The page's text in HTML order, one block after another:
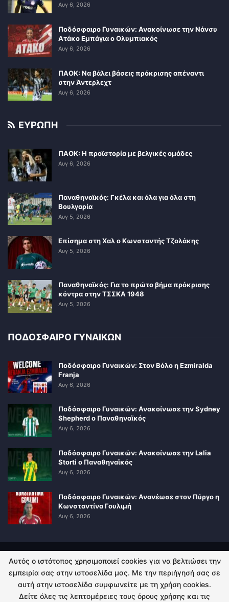
Αυγ 6, 2026
Ποδόσφαιρο Γυναικών: Ανακοίνωσε την Νάνσυ
Ατάκο Εμπάγια ο Ολυμπιακός
Αυγ 6, 2026
ΠΑΟΚ: Να βάλει βάσεις πρόκρισης απέναντι
στην Άντερλεχτ
Αυγ 6, 2026
ΕΥΡΩΠΗ
ΠΑΟΚ: Η προϊστορία με βελγικές ομάδες
Αυγ 6, 2026
Παναθηναϊκός: Γκέλα και όλα για όλα στη
Βουλγαρία
Αυγ 5, 2026
Επίσημα στη Χαλ ο Κωνσταντής Τζολάκης
Αυγ 5, 2026
Παναθηναϊκός: Για το πρώτο βήμα πρόκρισης
κόντρα στην ΤΣΣΚΑ 1948
Αυγ 5, 2026
ΠΟΔΟΣΦΑΙΡΟ ΓΥΝΑΙΚΩΝ
Ποδόσφαιρο Γυναικών: Στον Βόλο η Ezmiralda
Franja
Αυγ 6, 2026
Ποδόσφαιρο Γυναικών: Ανακοίνωσε την Sydney
Shepherd ο Παναθηναϊκός
Αυγ 6, 2026
Ποδόσφαιρο Γυναικών: Ανακοίνωσε την Lalia
Storti ο Παναθηναϊκός
Αυγ 6, 2026
Ποδόσφαιρο Γυναικών: Ανανέωσε στον Πύργο η
Κωνσταντίνα Γουλιμή
Αυγ 6, 2026
ΠΟΛΙΤΙΚΗ ΑΠΟΡΡΗΤΟΥ ΕΠΙΚΟΙΝΩΝΙΑ
© 2026 - Kingsport.gr. All Rights Reserved.
Αυτός ο ιστότοπος χρησιμοποιεί cookies για να βελτιώσει την
εμπειρία σας στην ιστοσελίδα μας. Με την περιήγησή σας σε
αυτή στην ιστοσελίδα συμφωνείτε με τη χρήση cookies.
Δείτε όλες τις λεπτομέρειες τους όρους χρήσης και τις